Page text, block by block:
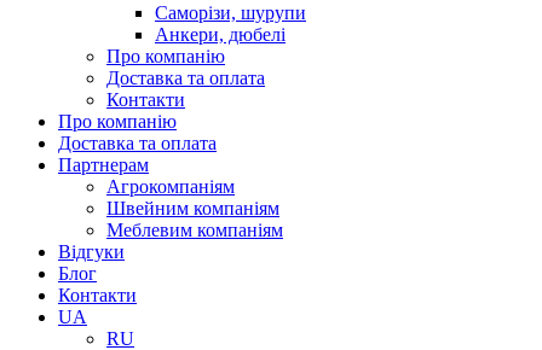
Саморізи, шурупи
Анкери, дюбелі
Про компанію
Доставка та оплата
Контакти
Про компанію
Доставка та оплата
Партнерам
Агрокомпаніям
Швейним компаніям
Меблевим компаніям
Відгуки
Блог
Контакти
UA
RU